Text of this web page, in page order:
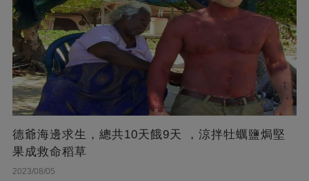
德爺海邊求生，總共10天餓9天 ，涼拌牡蠣鹽焗堅
果成救命稻草
2023/08/05